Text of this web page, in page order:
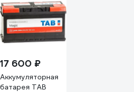
17 600 ₽
Аккумуляторная
батарея TAB